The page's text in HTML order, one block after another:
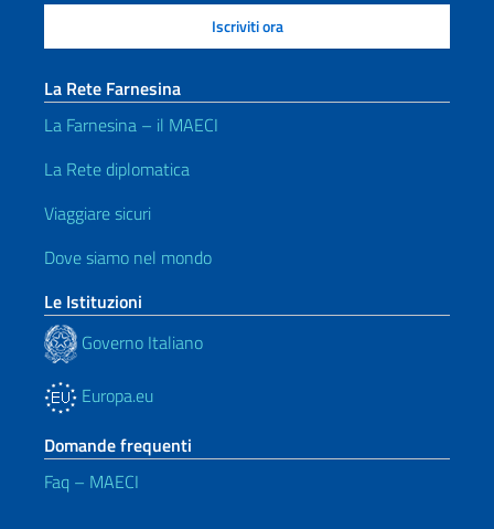
La Rete Farnesina
La Farnesina – il MAECI
La Rete diplomatica
Viaggiare sicuri
Dove siamo nel mondo
Le Istituzioni
Governo Italiano
Europa.eu
Domande frequenti
Faq – MAECI